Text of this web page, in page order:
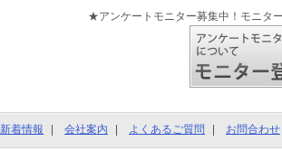
★アンケートモニター募集中！モニタ
新着情報 会社案内 よくあるご質問 お問合わせ